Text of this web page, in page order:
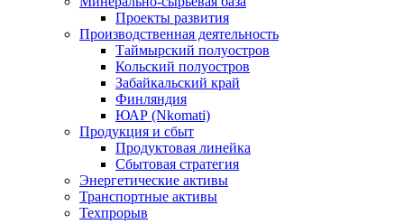
Проекты развития
Производственная деятельность
Таймырский полуостров
Кольский полуостров
Забайкальский край
Финляндия
ЮАР (Nkomati)
Продукция и сбыт
Продуктовая линейка
Сбытовая стратегия
Энергетические активы
Транспортные активы
Техпрорыв